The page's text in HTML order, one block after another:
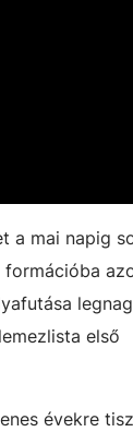
a mai napig
első
évekre